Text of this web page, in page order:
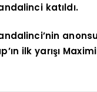
katıldı.
ilk yarışı